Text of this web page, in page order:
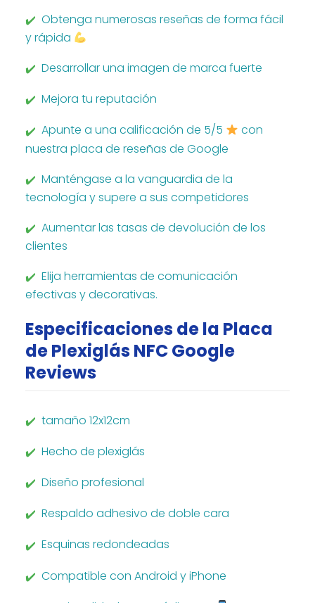
Obtenga numerosas reseñas de forma fácil
y rápida
Desarrollar una imagen de marca fuerte
Mejora tu reputación
Apunte a una calificación de 5/5
con
nuestra placa de reseñas de Google
Manténgase a la vanguardia de la
tecnología y supere a sus competidores
Aumentar las tasas de devolución de los
clientes
Elija herramientas de comunicación
efectivas y decorativas.
Especificaciones de la Placa
de Plexiglás NFC Google
Reviews
tamaño 12x12cm
Hecho de plexiglás
Diseño profesional
Respaldo adhesivo de doble cara
Esquinas redondeadas
Compatible con Android y iPhone